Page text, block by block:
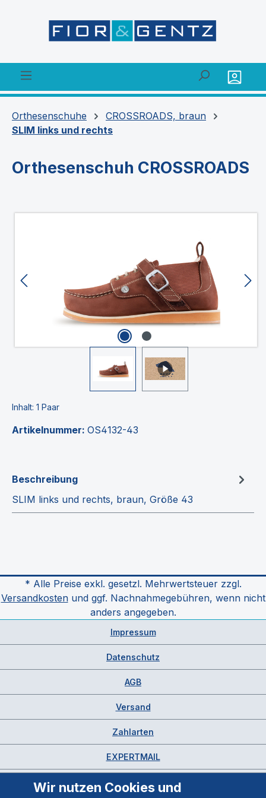
Orthesenschuhe
CROSSROADS, braun
SLIM links und rechts
Orthesenschuh CROSSROADS
Inhalt: 1 Paar
Artikelnummer: OS4132-43
Beschreibung
SLIM links und rechts, braun, Größe 43
* Alle Preise exkl. gesetzl. Mehrwertsteuer zzgl.
Versandkostenund ggf. Nachnahmegebühren, wenn nicht
anders angegeben.
Impressum
Datenschutz
AGB
Versand
Zahlarten
EXPERTMAIL
Wir nutzen Cookies und